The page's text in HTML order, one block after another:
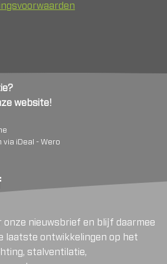
website!
via iDeal - Wero
onze nieuwsbrief en blijf daarmee
laatste ontwikkelingen op het
stalventilatie,